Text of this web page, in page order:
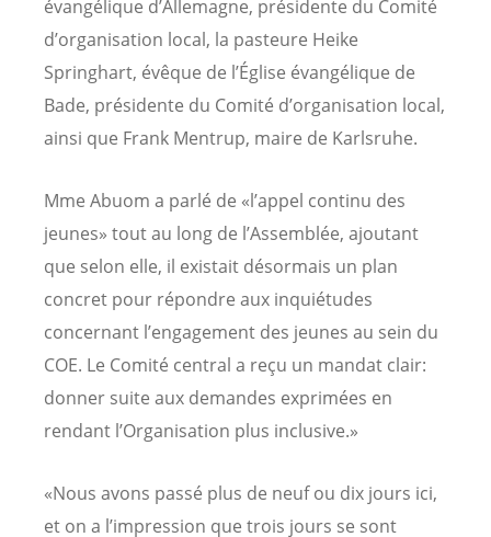
évangélique d’Allemagne, présidente du Comité
d’organisation local, la pasteure Heike
Springhart, évêque de l’Église évangélique de
Bade, présidente du Comité d’organisation local,
ainsi que Frank Mentrup, maire de Karlsruhe.
Mme Abuom a parlé de «l’appel continu des
jeunes» tout au long de l’Assemblée, ajoutant
que selon elle, il existait désormais un plan
concret pour répondre aux inquiétudes
concernant l’engagement des jeunes au sein du
COE. Le Comité central a reçu un mandat clair:
donner suite aux demandes exprimées en
rendant l’Organisation plus inclusive.»
«Nous avons passé plus de neuf ou dix jours ici,
et on a l’impression que trois jours se sont